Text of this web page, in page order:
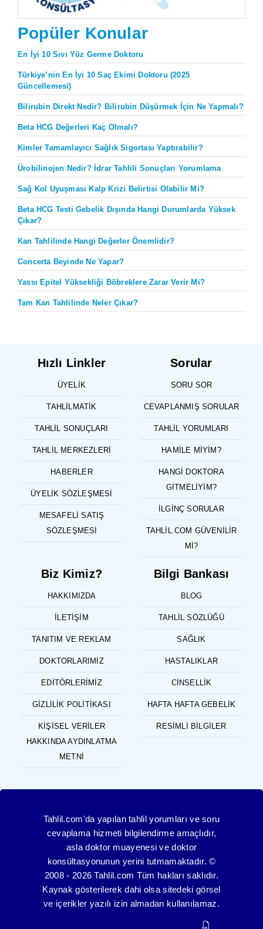
Popüler Konular
En İyi 10 Sıvı Yüz Germe Doktoru
Türkiye’nin En İyi 10 Saç Ekimi Doktoru (2025
Güncellemesi)
Bilirubin Direkt Nedir? Bilirubin Düşürmek İçin Ne Yapmalı?
Beta HCG Değerleri Kaç Olmalı?
Kimler Tamamlayıcı Sağlık Sigortası Yaptırabilir?
Ürobilinojen Nedir? İdrar Tahlili Sonuçları Yorumlama
Sağ Kol Uyuşması Kalp Krizi Belirtisi Olabilir Mi?
Beta HCG Testi Gebelik Dışında Hangi Durumlarda Yüksek
Çıkar?
Kan Tahlilinde Hangi Değerler Önemlidir?
Concerta Beyinde Ne Yapar?
Yassı Epitel Yüksekliği Böbreklere Zarar Verir Mi?
Tam Kan Tahlilinde Neler Çıkar?
Hızlı Linkler
ÜYELIK
TAHLILMATIK
TAHLIL SONUÇLARI
TAHLIL MERKEZLERI
HABERLER
ÜYELIK SÖZLEŞMESI
MESAFELI SATIŞ
SÖZLEŞMESI
Sorular
SORU SOR
CEVAPLANMIŞ SORULAR
TAHLIL YORUMLARI
HAMILE MIYIM?
HANGI DOKTORA
GITMELIYIM?
İLGINÇ SORULAR
TAHLIL.COM GÜVENILIR
MI?
Biz Kimiz?
HAKKIMIZDA
İLETIŞIM
TANITIM VE REKLAM
DOKTORLARIMIZ
EDITÖRLERIMIZ
GIZLILIK POLITIKASI
KIŞISEL VERILER
HAKKINDA AYDINLATMA
METNI
Bilgi Bankası
BLOG
TAHLIL SÖZLÜĞÜ
SAĞLIK
HASTALIKLAR
CINSELLIK
HAFTA HAFTA GEBELIK
RESIMLI BILGILER
Tahlil.com'da yapılan tahlil yorumları ve soru
cevaplama hizmeti bilgilendirme amaçlıdır,
asla doktor muayenesi ve doktor
konsültasyonunun yerini tutmamaktadır. ©
2008 - 2026 Tahlil.com Tüm hakları saklıdır.
Kaynak gösterilerek dahi olsa sitedeki görsel
ve içerikler yazılı izin almadan kullanılamaz.